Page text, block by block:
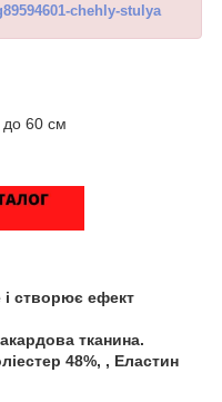
chehly-stulya
до 60 см
і створює ефект
тканина.
48%, , Еластин